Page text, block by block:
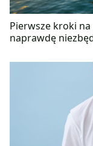
Pierwsze kroki na
naprawdę